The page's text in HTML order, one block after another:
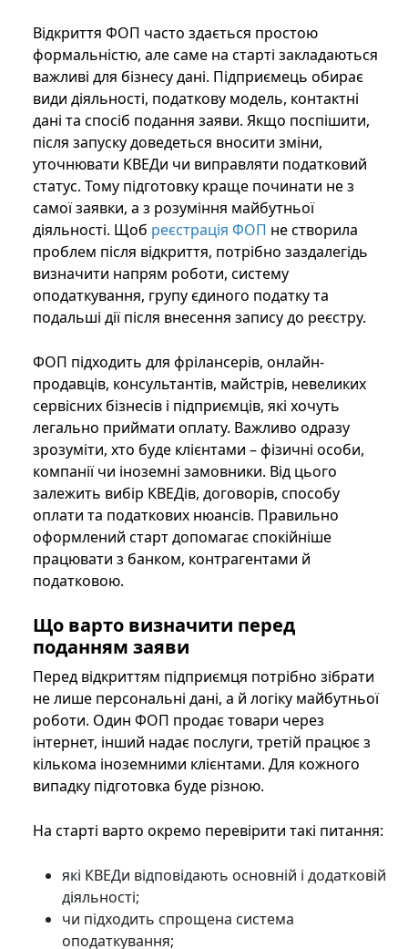
Відкриття ФОП часто здається простою
формальністю, але саме на старті закладаються
важливі для бізнесу дані. Підприємець обирає
види діяльності, податкову модель, контактні
дані та спосіб подання заяви. Якщо поспішити,
після запуску доведеться вносити зміни,
уточнювати КВЕДи чи виправляти податковий
статус. Тому підготовку краще починати не з
самої заявки, а з розуміння майбутньої
діяльності. Щоб реєстрація ФОП не створила
проблем після відкриття, потрібно заздалегідь
визначити напрям роботи, систему
оподаткування, групу єдиного податку та
подальші дії після внесення запису до реєстру.
ФОП підходить для фрілансерів, онлайн-
продавців, консультантів, майстрів, невеликих
сервісних бізнесів і підприємців, які хочуть
легально приймати оплату. Важливо одразу
зрозуміти, хто буде клієнтами – фізичні особи,
компанії чи іноземні замовники. Від цього
залежить вибір КВЕДів, договорів, способу
оплати та податкових нюансів. Правильно
оформлений старт допомагає спокійніше
працювати з банком, контрагентами й
податковою.
Що варто визначити перед
поданням заяви
Перед відкриттям підприємця потрібно зібрати
не лише персональні дані, а й логіку майбутньої
роботи. Один ФОП продає товари через
інтернет, інший надає послуги, третій працює з
кількома іноземними клієнтами. Для кожного
випадку підготовка буде різною.
На старті варто окремо перевірити такі питання:
які КВЕДи відповідають основній і додатковій
діяльності;
чи підходить спрощена система
оподаткування;